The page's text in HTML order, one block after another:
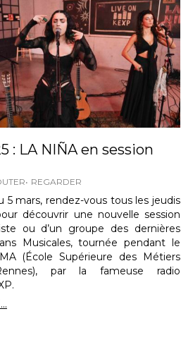
: LA NIÑA en session
REGARDER
5 mars, rendez-vous tous les jeudis
découvrir une nouvelle session
ou d’un groupe des dernières
Musicales, tournée pendant le
(École Supérieure des Métiers
par la fameuse radio